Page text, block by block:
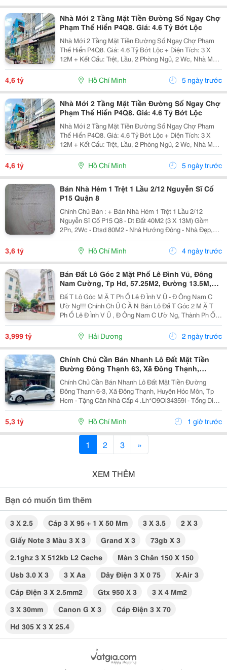
Nhà Mới 2 Tầng Mặt Tiền Đường Số Ngay Chợ
Phạm Thế Hiển P4Q8. Giá: 4.6 Tỷ Bớt Lộc
Nhà Mới 2 Tầng Mặt Tiền Đường Số Ngay Chợ Phạm
Thế Hiển P4Q8. Giá: 4.6 Tỷ Bớt Lộc + Diện Tích: 3 X
12M + Kết Cấu: Trệt, Lầu, 2 Phòng Ngủ, 2 Wc, Nhà Mới
Vào Ở Ngay. + Vị Trí: Mặt Tiền Đường 12M, Cách Chợ
Phạm Thế Hiển 100M, Gần Trường Lương Văn...
4,6 tỷ Hồ Chí Minh 5 ngày trước
Nhà Mới 2 Tầng Mặt Tiền Đường Số Ngay Chợ
Phạm Thế Hiển P4Q8. Giá: 4.6 Tỷ Bớt Lộc
Nhà Mới 2 Tầng Mặt Tiền Đường Số Ngay Chợ Phạm
Thế Hiển P4Q8. Giá: 4.6 Tỷ Bớt Lộc + Diện Tích: 3 X
12M + Kết Cấu: Trệt, Lầu, 2 Phòng Ngủ, 2 Wc, Nhà Mới
Vào Ở Ngay. + Vị Trí: Mặt Tiền Đường 12M, Cách Chợ
Phạm Thế Hiển 100M, Gần Trường Lương Văn...
4,6 tỷ Hồ Chí Minh 5 ngày trước
Bán Nhà Hẻm 1 Trệt 1 Lầu 2/12 Nguyễn Sĩ Cố
P15 Quận 8
Chính Chủ Bán : + Bán Nhà Hẻm 1 Trệt 1 Lầu 2/12
Nguyễn Sĩ Cố P15 Q8 - Dt Đất 40M2 (3 X 13M) Gồm
2Pn, 2Wc - Dtsd 80M2 - Nhà Hướng Đông - Nhà Đẹp,
Ngay Trung Tâm Hành Chính Q8, Trong Bán Kính Gần
Không Thiều Gì Cả - Tiện Gia Đình Ở -...
3,6 tỷ Hồ Chí Minh 4 ngày trước
Bán Đất Lô Góc 2 Mặt Phố Lê Đình Vũ, Đông
Nam Cường, Tp Hd, 57.25M2, Đường 13.5M,
3.X Tỷ
Đấ T Lô Góc M Ặ T Ph Ố Lê Đ Ình V Ũ - Đ Ông Nam C
Ườ Ng!!! Chính Ch Ủ C Ầ N Bán Lô Đấ T Góc 2 M Ặ T
Ph Ố Lê Đ Ình V Ũ , Đ Ông Nam C Ườ Ng, Thành Ph Ố H
Ả I D Ươ Ng - Di Ệ N Tích 57.25M2, H Ướ Ng Tây, Tây B
3,999 tỷ Hải Dương 2 ngày trước
Chính Chủ Cần Bán Nhanh Lô Đất Mặt Tiền
Đường Đông Thạnh 63, Xã Đông Thạnh,
Huyện Hóc Môn, Tp Hcm
Chính Chủ Cần Bán Nhanh Lô Đất Mặt Tiền Đường
Đông Thạnh 6-3, Xã Đông Thạnh, Huyện Hóc Môn, Tp
Hcm - Tặng Căn Nhà Cấp 4 .Lh*O9Oi34359I - Tổng Diện
Tích Đất: 152.8M2. Full Thổ Cư - Tổng Diện Tích Nhà
Có Sẵn: 84,2M2 - Phù Hợp Cho Kinh Doanh Kho
Xưởng,...
5,3 tỷ Hồ Chí Minh 1 giờ trước
1 2 3 »
XEM THÊM
Bạn có muốn tìm thêm
3 X 2.5 Cáp 3 X 95 + 1 X 50 Mm 3 X 3.5
2 X 3
Giấy Note 3 Màu 3 X 3
Grand X 3
73gb X 3
2.1ghz 3 X 512kb L2 Cache
Màn 3 Chân 150 X 150
Usb 3.0 X 3
3 X Aa Dây Điện 3 X 0 75
X-Air 3
Cáp Điện 3 X 2.5mm2
Gtx 950 X 3
3 X 4 Mm2
3 X 30mm
Canon G X 3
Cáp Điện 3 X 70
Hd 305 X 3 X 25.4